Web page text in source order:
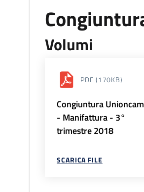
Volumi
PDF (170KB)
Congiuntura
- Manifattura - 3°
trimestre 2018
SCARICA FILE